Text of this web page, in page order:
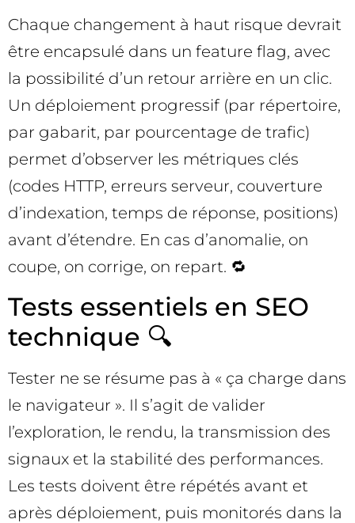
Chaque changement à haut risque devrait
être encapsulé dans un feature flag, avec
la possibilité d’un retour arrière en un clic.
Un déploiement progressif (par répertoire,
par gabarit, par pourcentage de trafic)
permet d’observer les métriques clés
(codes HTTP, erreurs serveur, couverture
d’indexation, temps de réponse, positions)
avant d’étendre. En cas d’anomalie, on
coupe, on corrige, on repart. 🔁
Tests essentiels en SEO
technique 🔍
Tester ne se résume pas à « ça charge dans
le navigateur ». Il s’agit de valider
l’exploration, le rendu, la transmission des
signaux et la stabilité des performances.
Les tests doivent être répétés avant et
après déploiement, puis monitorés dans la